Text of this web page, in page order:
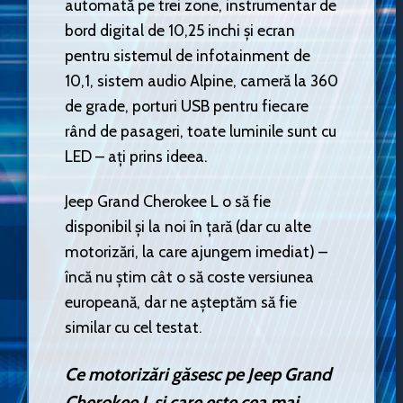
automată pe trei zone, instrumentar de
bord digital de 10,25 inchi și ecran
pentru sistemul de infotainment de
10,1, sistem audio Alpine, cameră la 360
de grade, porturi USB pentru fiecare
rând de pasageri, toate luminile sunt cu
LED – ați prins ideea.
Jeep Grand Cherokee L o să fie
disponibil și la noi în țară (dar cu alte
motorizări, la care ajungem imediat) –
încă nu știm cât o să coste versiunea
europeană, dar ne așteptăm să fie
similar cu cel testat.
Ce motorizări găsesc pe Jeep Grand